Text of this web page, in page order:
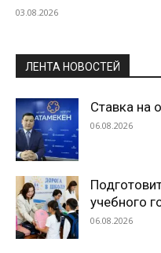
03.08.2026
ЛЕНТА НОВОСТЕЙ
Ставка на
06.08.2026
учебного
06.08.2026